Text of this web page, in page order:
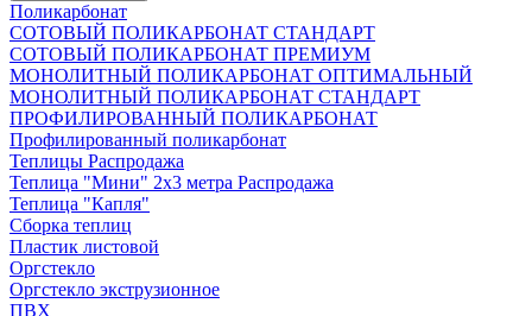
Поликарбонат
СОТОВЫЙ ПОЛИКАРБОНАТ СТАНДАРТ
СОТОВЫЙ ПОЛИКАРБОНАТ ПРЕМИУМ
МОНОЛИТНЫЙ ПОЛИКАРБОНАТ ОПТИМАЛЬНЫЙ
МОНОЛИТНЫЙ ПОЛИКАРБОНАТ СТАНДАРТ
ПРОФИЛИРОВАННЫЙ ПОЛИКАРБОНАТ
Профилированный поликарбонат
Теплицы Распродажа
Теплица "Мини" 2х3 метра Распродажа
Теплица "Капля"
Сборка теплиц
Пластик листовой
Оргстекло
Оргстекло экструзионное
ПВХ